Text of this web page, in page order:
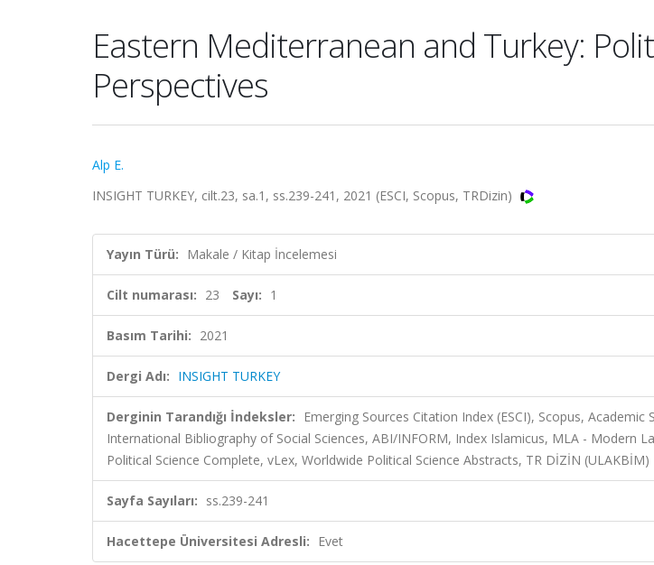
Eastern Mediterranean and Turkey:
Perspectives
Alp E.
INSIGHT TURKEY, cilt.23, sa.1, ss.239-241, 2021 (ESCI, Scopus, TRDizin)
Yayın Türü: Makale / Kitap İncelemesi
Cilt numarası: 23 Sayı: 1
Basım Tarihi: 2021
Dergi Adı: INSIGHT TURKEY
Derginin Tarandığı İndeksler: Emerging Sources Citation Index (ESCI), Scopus, Academic
International Bibliography of Social Sciences, ABI/INFORM, Index Islamicus, MLA - Modern
Political Science Complete, vLex, Worldwide Political Science Abstracts, TR DİZİN (ULAKBİM)
Sayfa Sayıları: ss.239-241
Hacettepe Üniversitesi Adresli: Evet